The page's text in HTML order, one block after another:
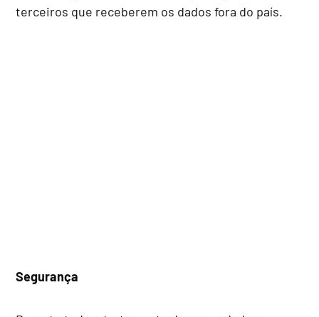
terceiros que receberem os dados fora do país.
Segurança